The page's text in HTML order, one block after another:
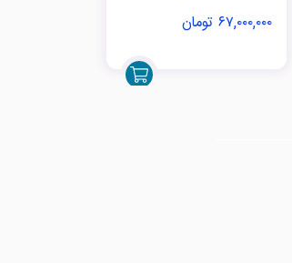
۶۷,۰۰۰,۰۰۰ تومان